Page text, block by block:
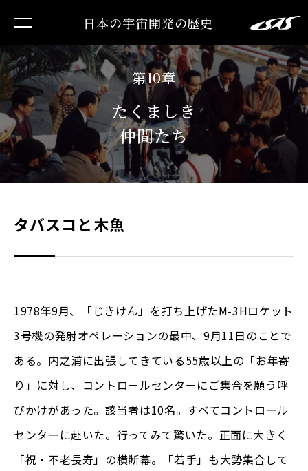
日本の宇宙開発の歴史
第10章
たくましき
仲間たち
タバスコと木魚
1978年9月、「じきけん」を打ち上げたM-3Hロケット
3号機の発射オペレーションの最中、9月11日のことで
ある。内之浦に出張してきている55歳以上の「お年寄
り」に対し、コントロールセンターにご集合を願う呼
びかけがあった。該当者は10名。すべてコントロール
センターに赴いた。行ってみて驚いた。正面に大きく
「祝・不老長寿」の横断幕。「若手」も大勢集合して